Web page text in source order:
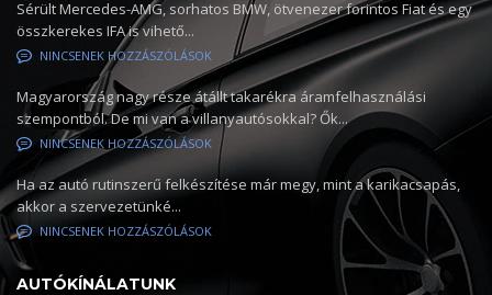
Sérült Mercedes-AMG, sorhatos BMW, ötvenezer forintos Fiat és egy
összkerekes IFA is vihető...
NINCSENEK HOZZÁSZÓLÁSOK
Magyarország nagy része átállt takarékra áramfelhasználási
szempontból. De mi van a villanyautósokkal? Ők...
NINCSENEK HOZZÁSZÓLÁSOK
Ha az autó rutinszerű felkészítése már megy, mint a karikacsapás,
akkor a szervezetünké...
NINCSENEK HOZZÁSZÓLÁSOK
AUTÓKÍNÁLATUNK